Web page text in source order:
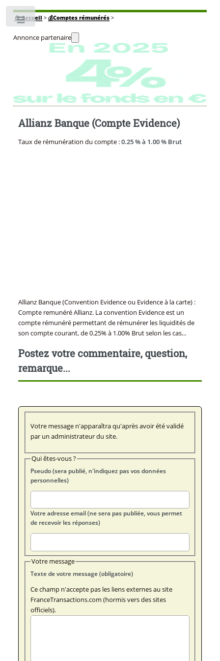
🏠Accueil > 💰Comptes rémunérés>
Annonce partenaire
Allianz Banque (Compte Evidence)
Taux de rémunération du compte :0.25 % à 1.00 % Brut
Allianz Banque (Convention Evidence ou Evidence à la carte) :
Compte remunéré Allianz. La convention Evidence est un
compte rémunéré permettant de rémunérer les liquidités de
son compte courant, de 0.25% à 1.00% Brut selon les cas...
Postez votre commentaire, question,
remarque...
Votre message n'apparaîtra qu'après avoir été validé
par un administrateur du site.
Qui êtes-vous ?
Pseudo (sera publié, n'indiquez pas vos données
personnelles)
Votre adresse email (ne sera pas publiée, vous permet
de recevoir les réponses)
Votre message
Texte de votre message (obligatoire)
Ce champ n'accepte pas les liens externes au site
FranceTransactions.com (hormis vers des sites
officiels).
Toggle